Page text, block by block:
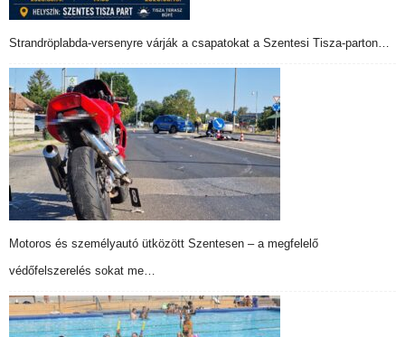
Strandröplabda-versenyre várják a csapatokat a Szentesi Tisza-parton…
Motoros és személyautó ütközött Szentesen – a megfelelő
védőfelszerelés sokat me…